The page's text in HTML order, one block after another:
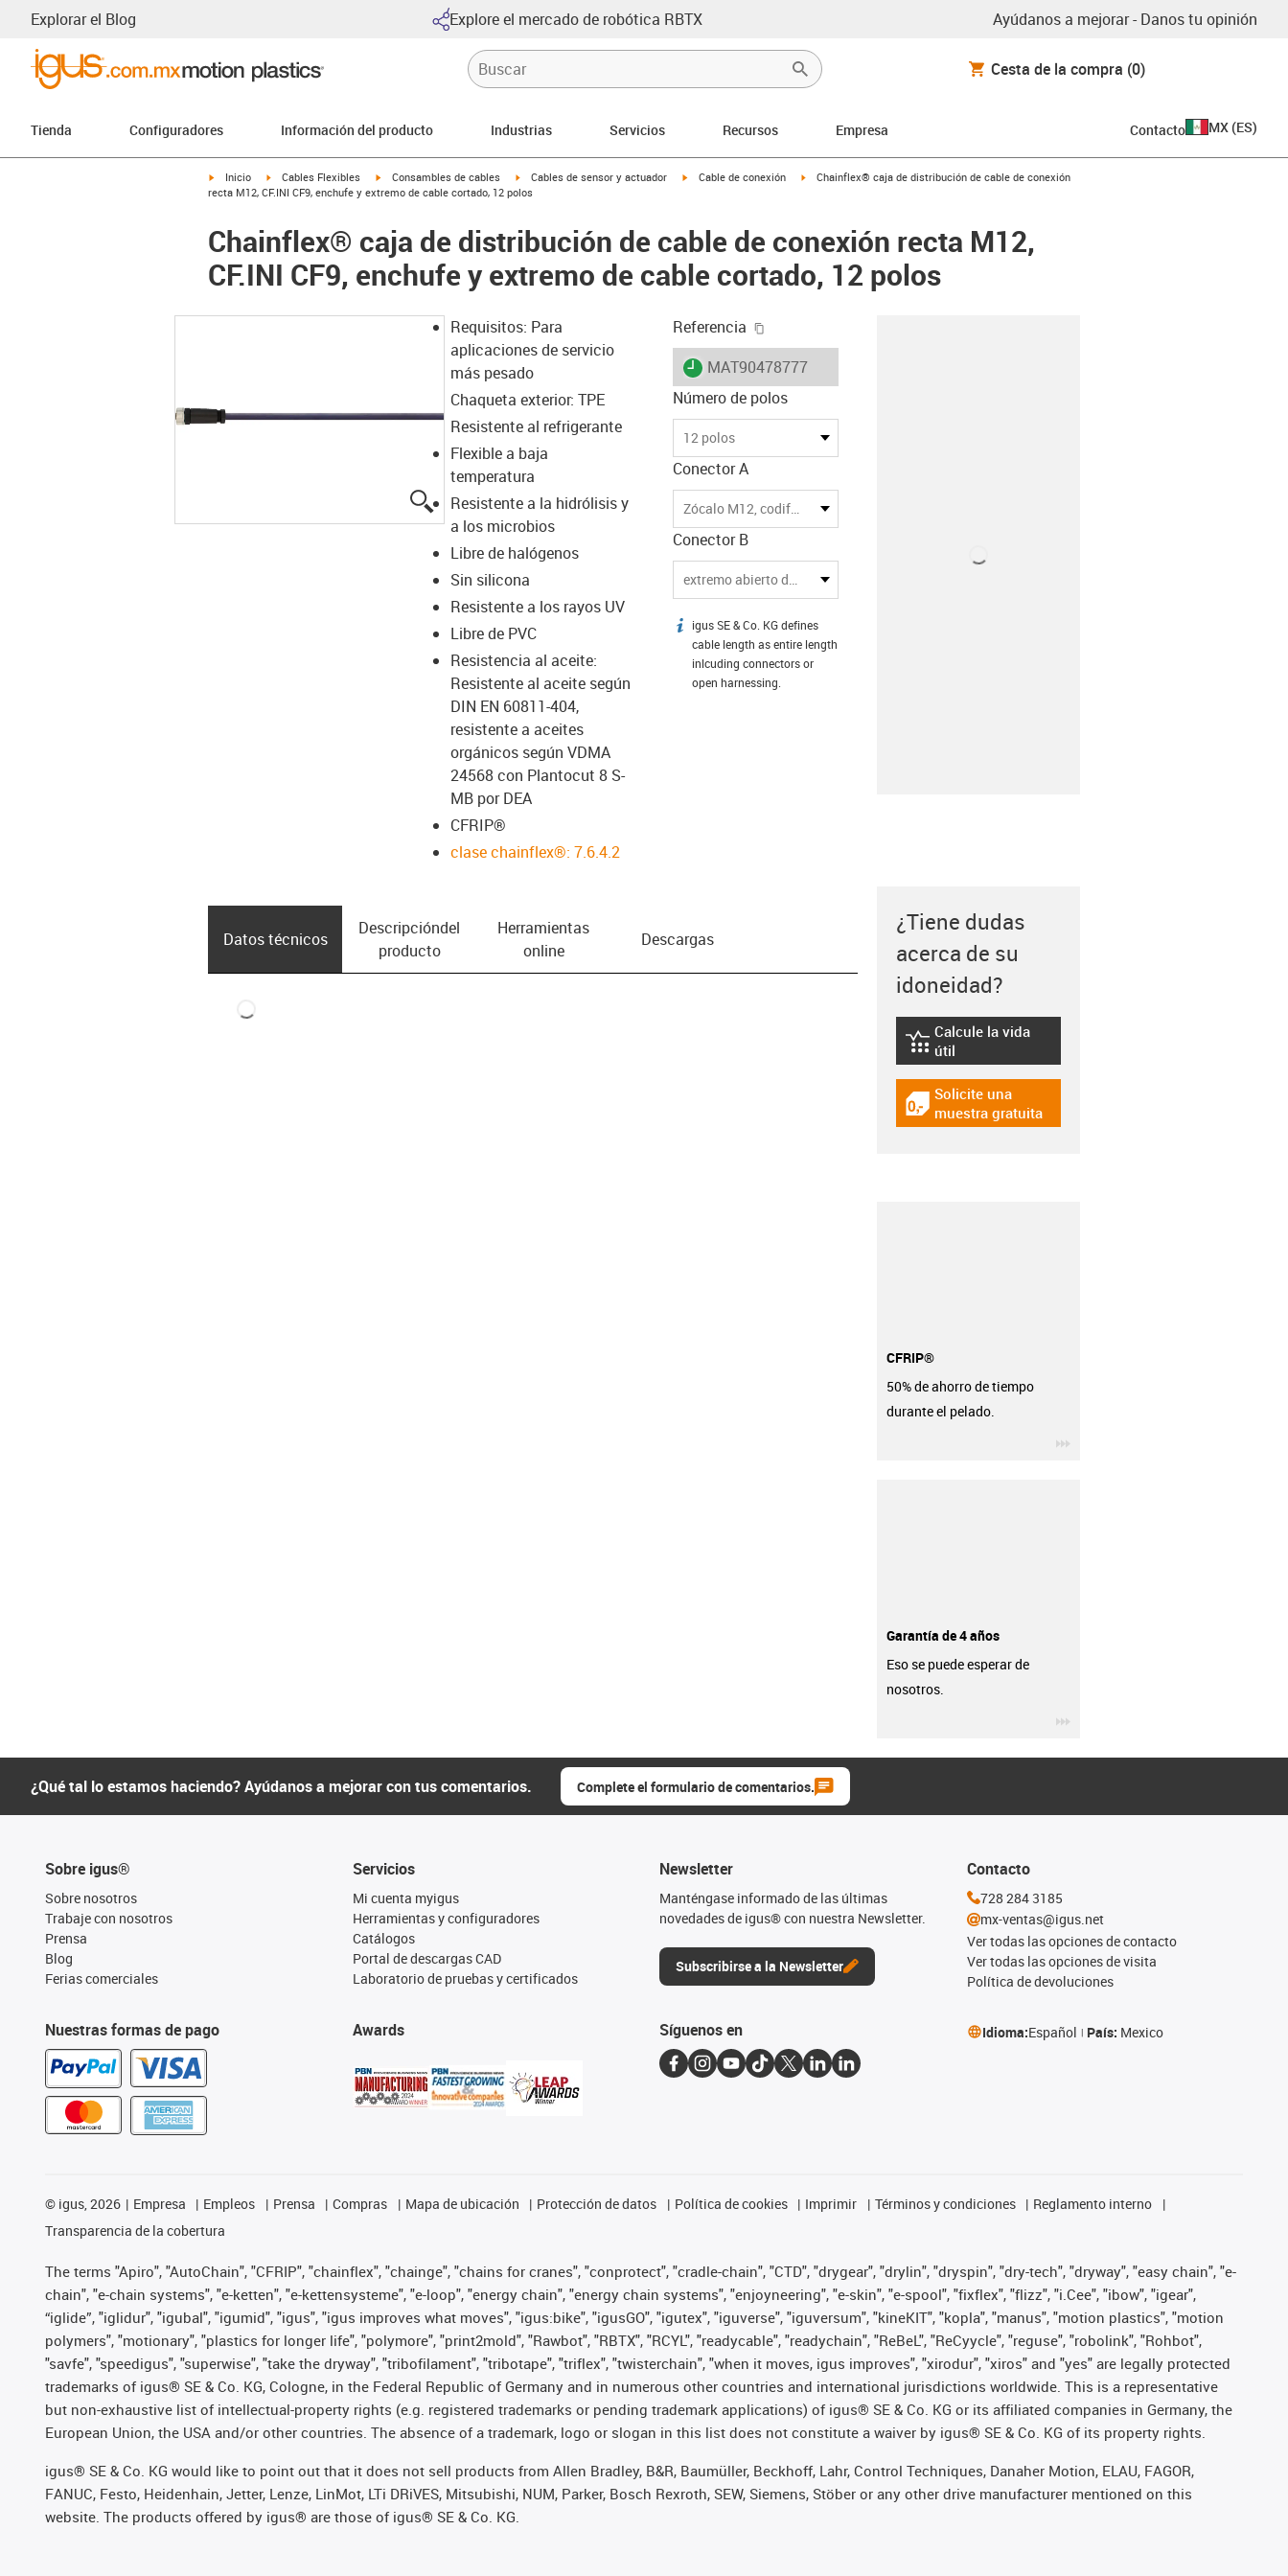
Explorar el Blog Explore el mercado de robótica RBTX Ayúdanos a mejorar - Danos tu opinión
Cesta de la compra (0)
Tienda Configuradores Información del producto Industrias Servicios Recursos Empresa Contacto MX (ES)
igus-icon-arrow-right
Inicio igus-icon-arrow-right
Cables Flexibles igus-icon-arrow-right
Consambles de cables igus-icon-arrow-right
Cables de sensor y actuador igus-icon-arrow-right
Cable de conexión igus-icon-arrow-right
Chainflex® caja de distribución de cable de conexión
recta M12, CF.INI CF9, enchufe y extremo de cable cortado, 12 polos
Chainflex® caja de distribución de cable de conexión recta M12,
CF.INI CF9, enchufe y extremo de cable cortado, 12 polos
igus-icon-lupe
Requisitos: Para
aplicaciones de servicio
más pesado
Chaqueta exterior: TPE
Resistente al refrigerante
Flexible a baja
temperatura
Resistente a la hidrólisis y
a los microbios
Libre de halógenos
Sin silicona
Resistente a los rayos UV
Libre de PVC
Resistencia al aceite:
Resistente al aceite según
DIN EN 60811-404,
resistente a aceites
orgánicos según VDMA
24568 con Plantocut 8 S-
MB por DEA
CFRIP®
clase chainflex®: 7.6.4.2
Referencia
igus-icon-lieferzeit
MAT90478777
Número de polos
12 polos
Conector A
Zócalo M12, codificado A
Conector B
extremo abierto del cable
igus-icon-info
igus SE & Co. KG defines
cable length as entire length
inlcuding connectors or
open harnessing.
Datos técnicos
Descripción­del
producto
Herramientas
online
Descargas
¿Tiene dudas
acerca de su
idoneidad?
igus-icon-lebensdauerrechner
Calcule la vida
útil
igus-icon-gratismuster
Solicite una
muestra gratuita
CFRIP®
50% de ahorro de tiempo
durante el pelado.
Garantía de 4 años
Eso se puede esperar de
nosotros.
¿Qué tal lo estamos haciendo? Ayúdanos a mejorar con tus comentarios. Complete el formulario de comentarios.
Sobre igus®
Sobre nosotros
Trabaje con nosotros
Prensa
Blog
Ferias comerciales
Nuestras formas de pago
Servicios
Mi cuenta myigus
Herramientas y configuradores
Catálogos
Portal de descargas CAD
Laboratorio de pruebas y certificados
Awards
Newsletter
Manténgase informado de las últimas
novedades de igus® con nuestra Newsletter.
Subscribirse a la Newsletter
Contacto
728 284 3185
mx-ventas@igus.net
Ver todas las opciones de contacto
Ver todas las opciones de visita
Política de devoluciones
Síguenos en Idioma:Español País: Mexico
© igus, 2026 Empresa Empleos Prensa Compras Mapa de ubicación Protección de datos Política de cookies Imprimir Términos y condiciones
Reglamento interno
Transparencia de la cobertura
The terms "Apiro", "AutoChain", "CFRIP", "chainflex", "chainge", "chains for cranes", "conprotect", "cradle-chain", "CTD", "drygear", "drylin", "dryspin", "dry-tech", "dryway", "easy chain", "e-
chain", "e-chain systems", "e-ketten", "e-kettensysteme", "e-loop", "energy chain", "energy chain systems", "enjoyneering", "e-skin", "e-spool", "fixflex", "flizz", "i.Cee", "ibow", "igear",
“iglide”, "iglidur", "igubal", "igumid", "igus", "igus improves what moves", "igus:bike", "igusGO", "igutex", "iguverse", "iguversum", "kineKIT", "kopla", "manus", "motion plastics", "motion
polymers", "motionary", "plastics for longer life", "polymore", "print2mold", "Rawbot", "RBTX", "RCYL", "readycable", "readychain", "ReBeL", "ReCyycle", "reguse", "robolink", "Rohbot",
"savfe", "speedigus", "superwise", "take the dryway", "tribofilament", "tribotape", "triflex", "twisterchain", "when it moves, igus improves", "xirodur", "xiros" and "yes" are legally protected
trademarks of igus® SE & Co. KG, Cologne, in the Federal Republic of Germany and in numerous other countries and international jurisdictions worldwide. This is a representative
but non-exhaustive list of intellectual-property rights (e.g. registered trademarks or pending trademark applications) of igus® SE & Co. KG or its affiliated companies in Germany, the
European Union, the USA and/or other countries. The absence of a trademark, logo or slogan in this list does not constitute a waiver by igus® SE & Co. KG of its property rights.
igus® SE & Co. KG would like to point out that it does not sell products from Allen Bradley, B&R, Baumüller, Beckhoff, Lahr, Control Techniques, Danaher Motion, ELAU, FAGOR,
FANUC, Festo, Heidenhain, Jetter, Lenze, LinMot, LTi DRiVES, Mitsubishi, NUM, Parker, Bosch Rexroth, SEW, Siemens, Stöber or any other drive manufacturer mentioned on this
website. The products offered by igus® are those of igus® SE & Co. KG.